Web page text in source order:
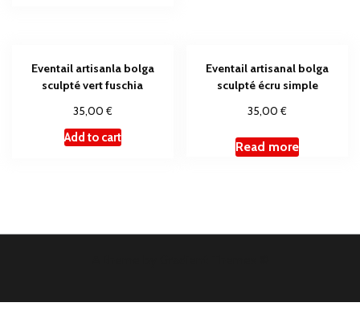
Eventail artisanla bolga
sculpté vert fuschia
35,00 €
Add to cart
Eventail artisanal bolga
sculpté écru simple
35,00€
Read more